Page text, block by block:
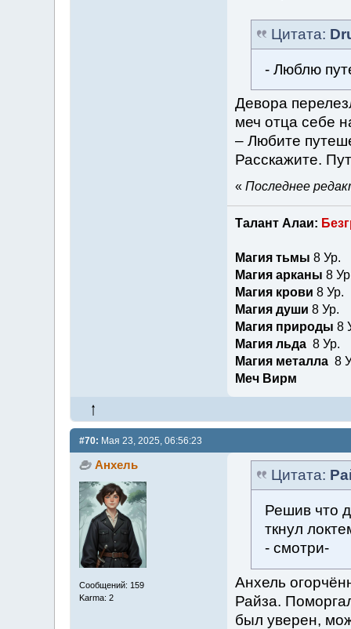
Цитата:
- Люблю
Девора
меч отца себе
– Любите
Расскажите.
« Последнее
Талант Алаи:
Магия тьмы 8 Ур.
Магия арканы 8
Магия крови 8 Ур.
Магия души 8 Ур.
Магия природы 8
Магия льда8 Ур.
Магия металла8
Меч Вирм
#70: Мая 23, 2025, 06:56:23
Анхель
Сообщений: 159
Karma: 2
Цитата:
Решив что
ткнул
- смотри-
Анхель
Райза.
был уверен,